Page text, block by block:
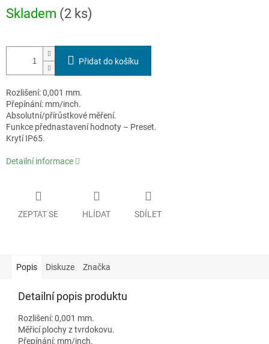
cena:
Skladem (2 ks)
Přidat do košíku
Rozlišení: 0,001 mm.
Přepínání: mm/inch.
Absolutní/přírůstkové měření.
Funkce přednastavení hodnoty – Preset.
Krytí IP65.
Detailní informace
ZEPTAT SE HLÍDAT SDÍLET
Popis Diskuze Značka
Detailní popis produktu
Rozlišení: 0,001 mm.
Měřicí plochy z tvrdokovu.
Přepínání: mm/inch.